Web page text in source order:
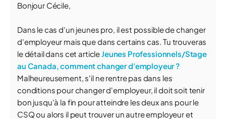
Bonjour Cécile,
Dans le cas d'un jeunes pro, il est possible de changer
d'employeur mais que dans certains cas. Tu trouveras
le détail dans cet articleJeunes Professionnels/Stage
au Canada, comment changer d'employeur ?
Malheureusement, s'il ne rentre pas dans les
conditions pour changer d'employeur, il doit soit tenir
bon jusqu'à la fin pour atteindre les deux ans pour le
CSQ ou alors il peut trouver un autre employeur et